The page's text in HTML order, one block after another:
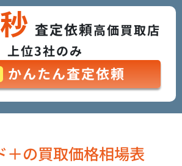
査定依頼高価買取店
上位3社のみ
かんたん査定依頼
＋の買取価格相場表